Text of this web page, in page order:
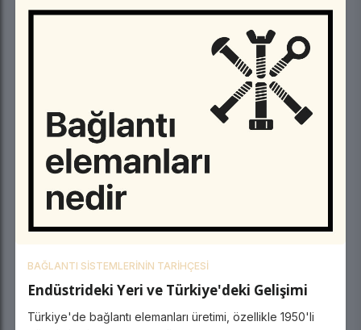
BAĞLANTI SISTEMLERININ TARIHÇESI
Endüstrideki Yeri ve Türkiye'deki Gelişimi
Türkiye'de bağlantı elemanları üretimi, özellikle 1950'li